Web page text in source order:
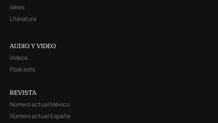
Ideas
Literatura
AUDIO Y VIDEO
Videos
Podcasts
REVISTA
Número actual México
Número actual España